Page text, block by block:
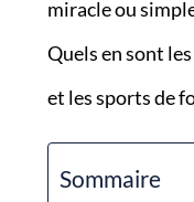
miracle ou
Quels en sont
et les sports de
Sommaire